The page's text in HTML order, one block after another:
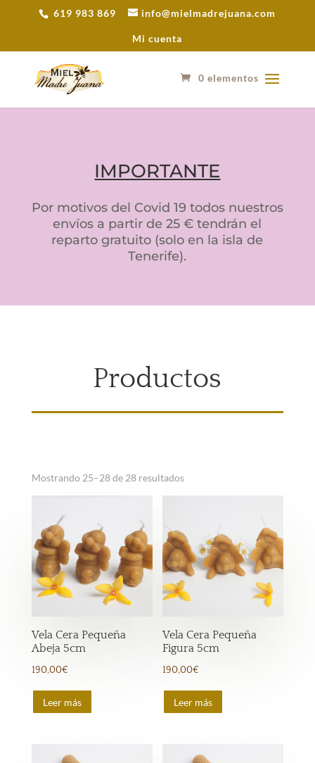
619 983 869 info@mielmadrejuana.com
Mi cuenta
0 elementos
IMPORTANTE
Por motivos del Covid 19 todos nuestros
envíos a partir de 25 € tendrán el
reparto gratuito (solo en la isla de
Tenerife).
Productos
Mostrando 25–28 de 28 resultados
Vela Cera Pequeña
Abeja 5cm
190,00€
Leer más
Vela Cera Pequeña
Figura 5cm
190,00€
Leer más